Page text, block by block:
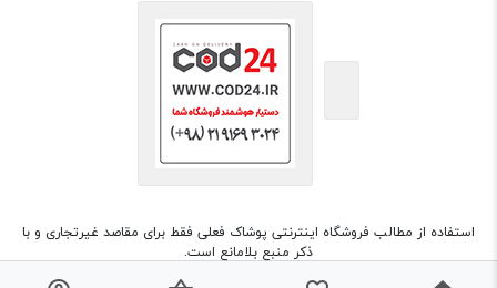
استفاده از مطالب فروشگاه اینترنتی پوشاک فعلی فقط برای مقاصد غیرتجاری و با
ذکر منبع بلامانع است.